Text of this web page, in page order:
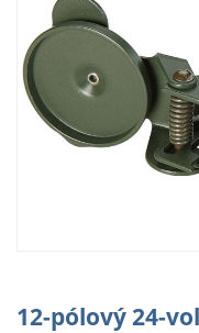
12-pólový 24-